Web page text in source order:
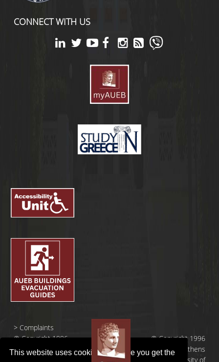
This website uses cookies to ensure you get the
CONNECT WITH US
> Complaints
© Copyright 1996
- 2026 |
© Copyright 1996
- 2026 | Athens
University of